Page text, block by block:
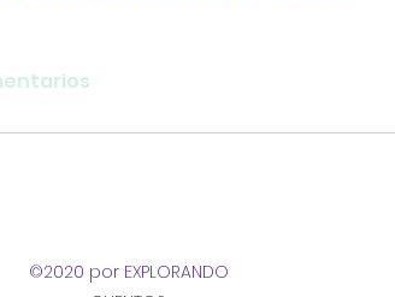
©2020 por EXPLORANDO